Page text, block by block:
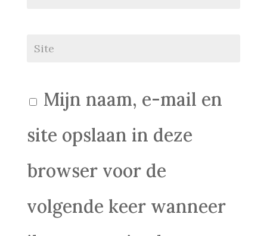
Mijn naam, e-mail en
site opslaan in deze
browser voor de
volgende keer wanneer